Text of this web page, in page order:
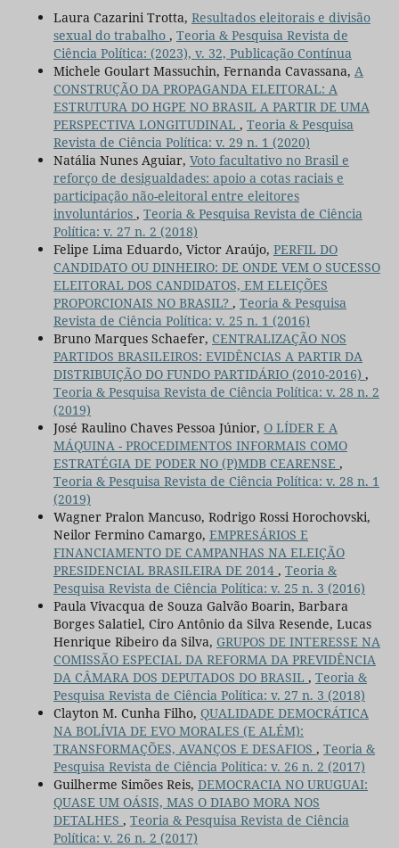
Laura Cazarini Trotta, Resultados eleitorais e divisão
sexual do trabalho , Teoria & Pesquisa Revista de
Ciência Política: (2023), v. 32, Publicação Contínua
Michele Goulart Massuchin, Fernanda Cavassana, A
CONSTRUÇÃO DA PROPAGANDA ELEITORAL: A
ESTRUTURA DO HGPE NO BRASIL A PARTIR DE UMA
PERSPECTIVA LONGITUDINAL , Teoria & Pesquisa
Revista de Ciência Política: v. 29 n. 1 (2020)
Natália Nunes Aguiar, Voto facultativo no Brasil e
reforço de desigualdades: apoio a cotas raciais e
participação não-eleitoral entre eleitores
involuntários , Teoria & Pesquisa Revista de Ciência
Política: v. 27 n. 2 (2018)
Felipe Lima Eduardo, Victor Araújo, PERFIL DO
CANDIDATO OU DINHEIRO: DE ONDE VEM O SUCESSO
ELEITORAL DOS CANDIDATOS, EM ELEIÇÕES
PROPORCIONAIS NO BRASIL? , Teoria & Pesquisa
Revista de Ciência Política: v. 25 n. 1 (2016)
Bruno Marques Schaefer, CENTRALIZAÇÃO NOS
PARTIDOS BRASILEIROS: EVIDÊNCIAS A PARTIR DA
DISTRIBUIÇÃO DO FUNDO PARTIDÁRIO (2010-2016) ,
Teoria & Pesquisa Revista de Ciência Política: v. 28 n. 2
(2019)
José Raulino Chaves Pessoa Júnior, O LÍDER E A
MÁQUINA - PROCEDIMENTOS INFORMAIS COMO
ESTRATÉGIA DE PODER NO (P)MDB CEARENSE ,
Teoria & Pesquisa Revista de Ciência Política: v. 28 n. 1
(2019)
Wagner Pralon Mancuso, Rodrigo Rossi Horochovski,
Neilor Fermino Camargo, EMPRESÁRIOS E
FINANCIAMENTO DE CAMPANHAS NA ELEIÇÃO
PRESIDENCIAL BRASILEIRA DE 2014 , Teoria &
Pesquisa Revista de Ciência Política: v. 25 n. 3 (2016)
Paula Vivacqua de Souza Galvão Boarin, Barbara
Borges Salatiel, Ciro Antônio da Silva Resende, Lucas
Henrique Ribeiro da Silva, GRUPOS DE INTERESSE NA
COMISSÃO ESPECIAL DA REFORMA DA PREVIDÊNCIA
DA CÂMARA DOS DEPUTADOS DO BRASIL , Teoria &
Pesquisa Revista de Ciência Política: v. 27 n. 3 (2018)
Clayton M. Cunha Filho, QUALIDADE DEMOCRÁTICA
NA BOLÍVIA DE EVO MORALES (E ALÉM):
TRANSFORMAÇÕES, AVANÇOS E DESAFIOS , Teoria &
Pesquisa Revista de Ciência Política: v. 26 n. 2 (2017)
Guilherme Simões Reis, DEMOCRACIA NO URUGUAI:
QUASE UM OÁSIS, MAS O DIABO MORA NOS
DETALHES , Teoria & Pesquisa Revista de Ciência
Política: v. 26 n. 2 (2017)